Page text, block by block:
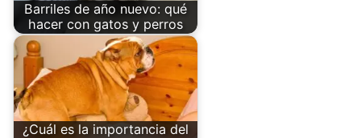
Barriles de año nuevo: qué
hacer con gatos y perros
¿Cuál es la importancia del